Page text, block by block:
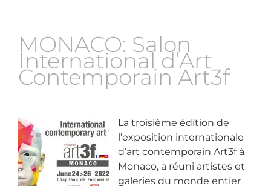
MONACO: Salon
International d’Art
Contemporain Art3f
La troisième édition de
l’exposition internationale
d’art contemporain Art3f à
Monaco, a réuni artistes et
galeries du monde entier